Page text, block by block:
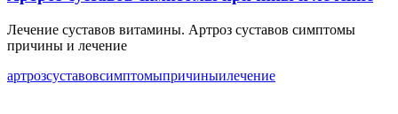
Лечение суставов витамины. Артроз суставов симптомы
причины и лечение
артрозсуставовсимптомыпричиныилечение